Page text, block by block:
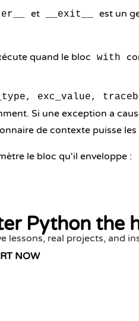
et __exit__
est un
quand le bloc with
exc_value,
Si une exception a
de contexte puisse
le bloc qu'il enveloppe :
Python the
lessons, real projects, and
NOW